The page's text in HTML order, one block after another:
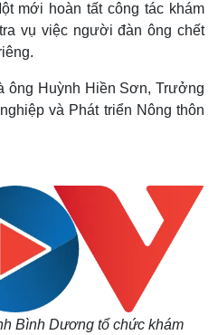
mới hoàn tất công tác khám
vụ việc người đàn ông chết
ông Huỳnh Hiền Sơn, Trưởng
và Phát triển Nông thôn
Bình Dương tổ chức khám